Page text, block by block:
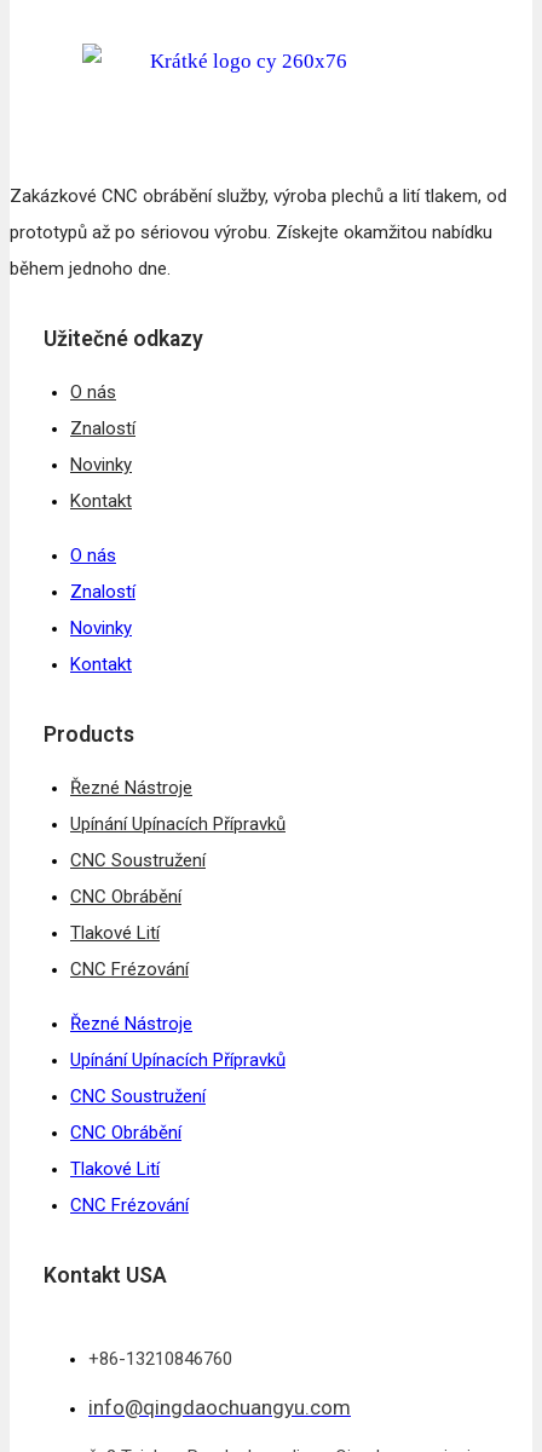
Zakázkové CNC obrábění služby, výroba plechů a lití tlakem, od
prototypů až po sériovou výrobu. Získejte okamžitou nabídku
během jednoho dne.
Užitečné odkazy
O nás
Znalostí
Novinky
Kontakt
O nás
Znalostí
Novinky
Kontakt
Products
Řezné Nástroje
Upínání Upínacích Přípravků
CNC Soustružení
CNC Obrábění
Tlakové Lití
CNC Frézování
Řezné Nástroje
Upínání Upínacích Přípravků
CNC Soustružení
CNC Obrábění
Tlakové Lití
CNC Frézování
Kontakt USA
+86-13210846760
info@qingdaochuangyu.com